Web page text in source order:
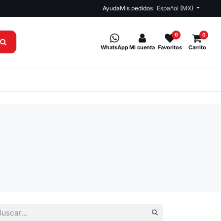
AyudaMis pedidos Español (MX)
WhatsAppMi cuenta Favoritos
0
Carrito
0